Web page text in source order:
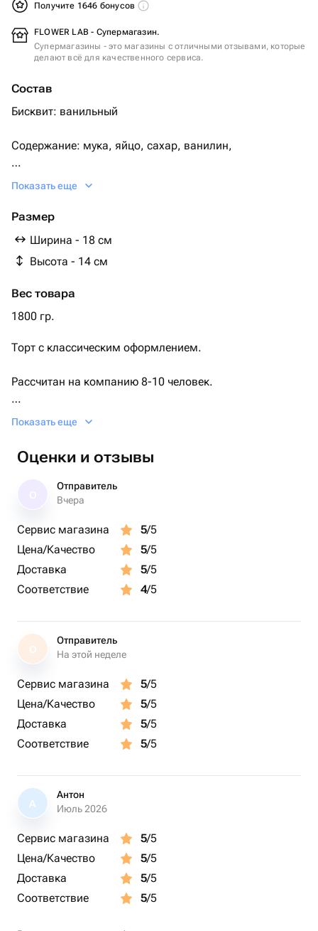
Получите 1646 бонусов
FLOWER LAB - Супермагазин.
Супермагазины - это магазины с отличными отзывами, которые
делают всё для качественного сервиса.
Состав
Бисквит: ванильный
Содержание: мука, яйцо, сахар, ванилин,
Крем: сгущенное молоко с маслом
Крем снаружи сливки, сахар
Начинка: с вафлями,
Начинка и бисквит можно
изменить
Показать еще
Размер
Ширина - 18 см
Высота - 14 см
Вес товара
1800 гр.
Торт с классическим оформлением.
Рассчитан на компанию 8-10 человек.
Упакован в плотную коробку с атласной лентой.
Срок хранения 72 часа при температуре +2+6.
Показать еще
Оценки и отзывы
Отправитель
Вчера
Сервис магазина 5/5
Цена/Качество
5/5
Доставка
5/5
Соответствие
4/5
О
Отправитель
На этой неделе
Сервис магазина 5/5
Цена/Качество
5/5
Доставка
5/5
Соответствие
5/5
А
Антон
Июль 2026
Сервис магазина 5/5
Цена/Качество
5/5
Доставка
5/5
Соответствие
5/5